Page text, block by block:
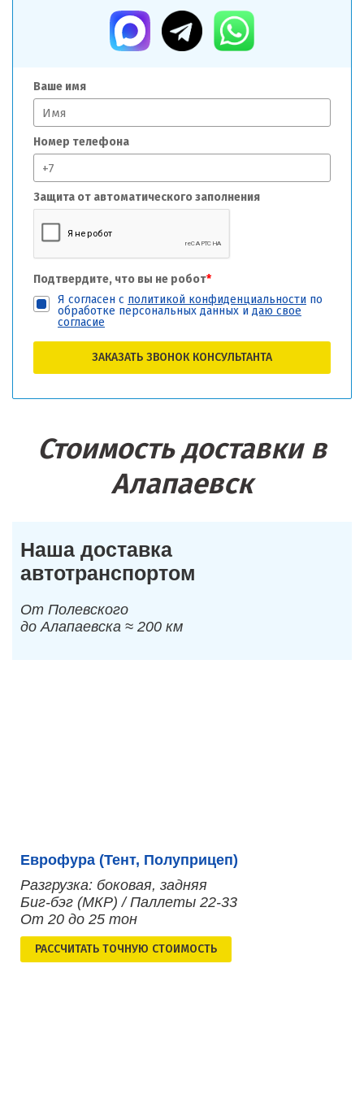
Ваше имя
Номер телефона
Защита от автоматического заполнения
Подтвердите, что вы не робот*
Я согласен с политикой конфиденциальности по
обработке персональных данных и даю свое
согласие
ЗАКАЗАТЬ ЗВОНОК КОНСУЛЬТАНТА
Стоимость доставки в
Алапаевск
Наша доставка
автотранспортом
От Полевского
до Алапаевска ≈ 200 км
Еврофура (Тент, Полуприцеп)
Разгрузка: боковая, задняя
Биг-бэг (МКР) / Паллеты 22-33
От 20 до 25 тон
РАСCЧИТАТЬ ТОЧНУЮ СТОИМОСТЬ